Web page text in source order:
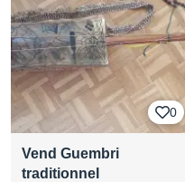
0
Vend Guembri
traditionnel